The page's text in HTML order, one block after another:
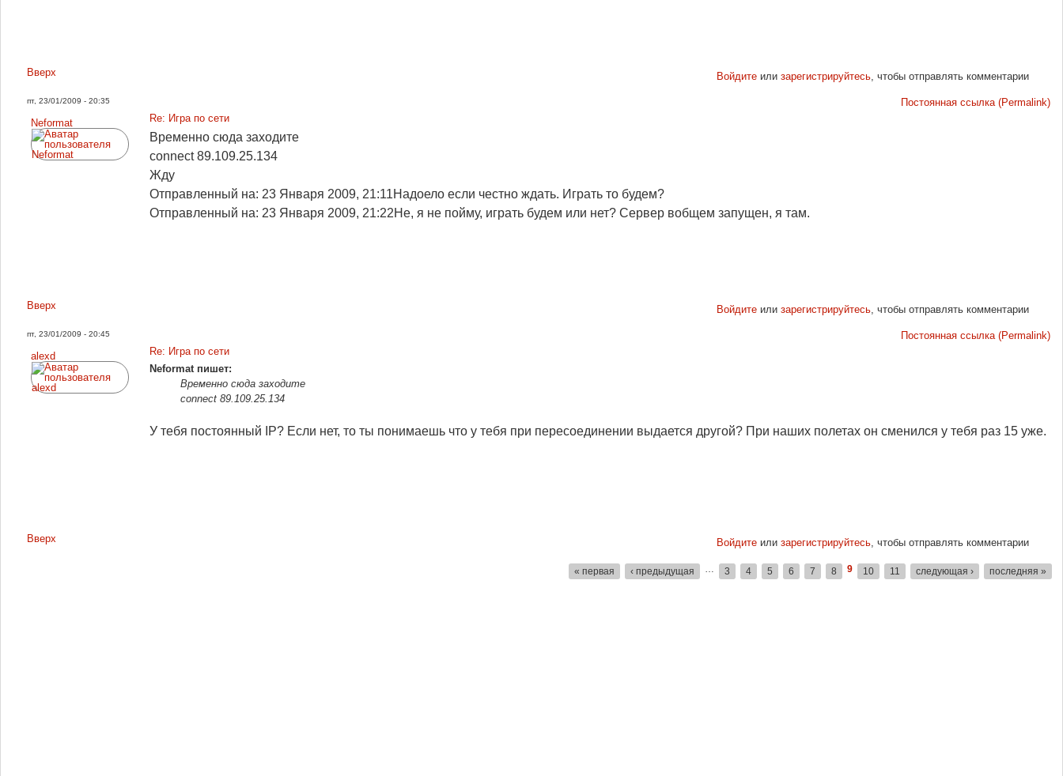
Вверх Войдитеили зарегистрируйтесь, чтобы отправлять комментарии
пт, 23/01/2009 - 20:35
Постоянная ссылка (Permalink)
Neformat
Re: Игра по сети
Временно сюда заходите
connect 89.109.25.134
Жду
Отправленный на: 23 Января 2009, 21:11Надоело если честно ждать. Играть то будем?
Отправленный на: 23 Января 2009, 21:22Не, я не пойму, играть будем или нет? Сервер вобщем запущен, я там.
Вверх Войдитеили зарегистрируйтесь, чтобы отправлять комментарии
пт, 23/01/2009 - 20:45
Постоянная ссылка (Permalink)
alexd
Re: Игра по сети
Neformat пишет:
Временно сюда заходите
connect 89.109.25.134
У тебя постоянный IP? Если нет, то ты понимаешь что у тебя при пересоединении выдается другой? При наших полетах он сменился у тебя раз 15 уже.
Вверх Войдитеили зарегистрируйтесь, чтобы отправлять комментарии
« первая ‹ предыдущая … 3 4 5 6 7 8 9 10 11 следующая › последняя »